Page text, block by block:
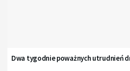
Dwa tygodnie poważnych utrudnień